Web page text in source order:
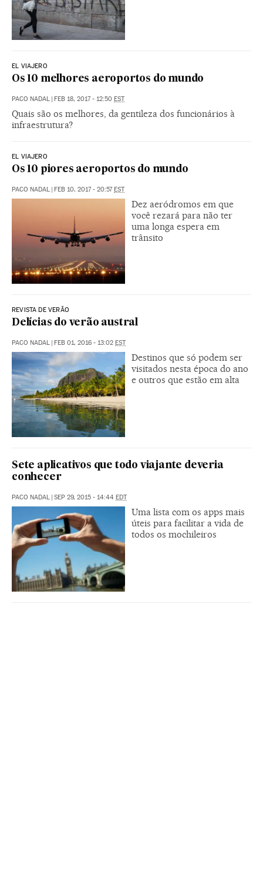
EL VIAJERO
Os 10 melhores aeroportos do mundo
PACO NADAL | FEB 18, 2017 - 12:50 EST
Quais são os melhores, da gentileza dos funcionários à
infraestrutura?
EL VIAJERO
Os 10 piores aeroportos do mundo
PACO NADAL | FEB 10, 2017 - 20:57EST
Dez aeródromos em que
você rezará para não ter
uma longa espera em
trânsito
REVISTA DE VERÃO
Delícias do verão austral
PACO NADAL | FEB 01, 2016 - 13:02 EST
Destinos que só podem ser
visitados nesta época do ano
e outros que estão em alta
Sete aplicativos que todo viajante deveria
conhecer
PACO NADAL | SEP 29, 2015 - 14:44 EDT
Uma lista com os apps mais
úteis para facilitar a vida de
todos os mochileiros